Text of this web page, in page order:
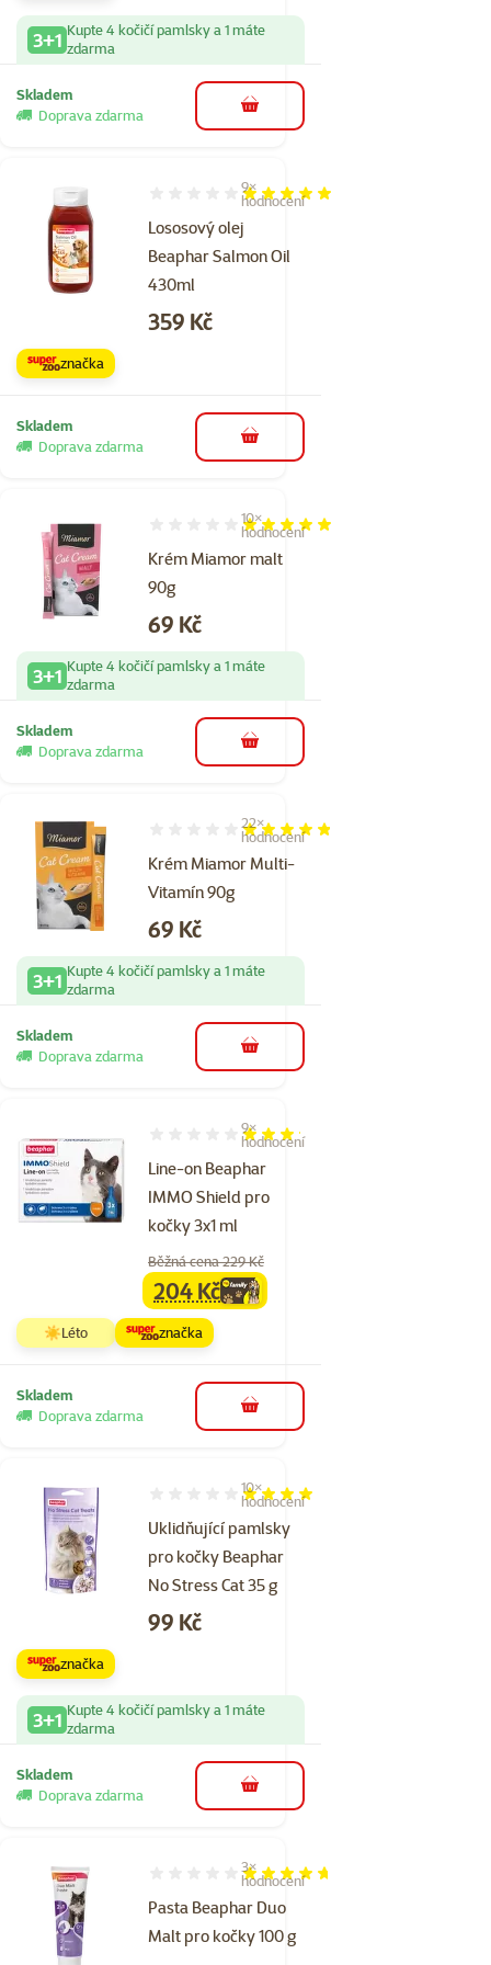
3+1 Kupte 4 kočičí pamlsky a 1 máte
zdarma
Skladem
Doprava zdarma
do košíku
Lososový olej
Beaphar Salmon Oil
430ml
Hodnocení 98%, počet hodnocení: 9
9×
hodnocení
Cena
359 Kč
značka
Skladem
Doprava zdarma
do košíku
Krém Miamor malt
90g
Hodnocení 100%, počet hodnocení: 10
10×
hodnocení
Cena
69 Kč
3+1 Kupte 4 kočičí pamlsky a 1 máte
zdarma
Skladem
Doprava zdarma
do košíku
Krém Miamor Multi-
Vitamín 90g
Hodnocení 95%, počet hodnocení: 22
22×
hodnocení
Cena
69 Kč
3+1 Kupte 4 kočičí pamlsky a 1 máte
zdarma
Skladem
Doprava zdarma
do košíku
Line-on Beaphar
IMMO Shield pro
kočky 3x1 ml
Hodnocení 64%, počet hodnocení: 9
9×
hodnocení
Běžná cena 229 Kč
familycena
204 Kč
☀️Léto značka
Skladem
Doprava zdarma
do košíku
Uklidňující pamlsky
pro kočky Beaphar
No Stress Cat 35 g
Hodnocení 80%, počet hodnocení: 10
10×
hodnocení
Cena
99 Kč
značka
3+1 Kupte 4 kočičí pamlsky a 1 máte
zdarma
Skladem
Doprava zdarma
do košíku
Pasta Beaphar Duo
Malt pro kočky 100 g
Hodnocení 93%, počet hodnocení: 3
3×
hodnocení